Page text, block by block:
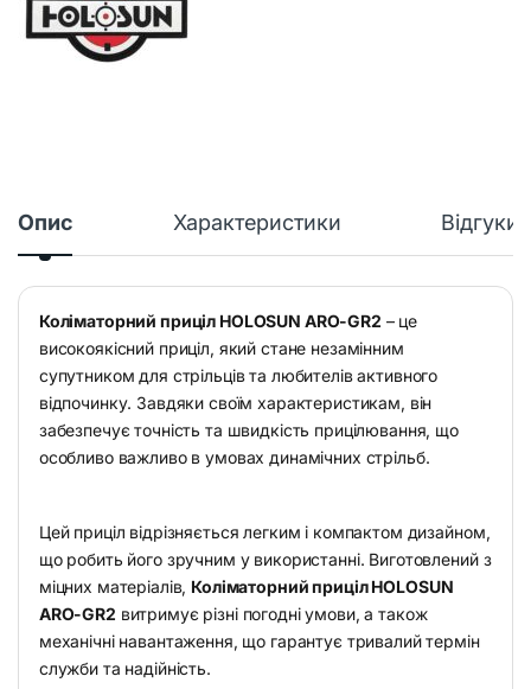
Опис Характеристики Відгуки
Коліматорний приціл HOLOSUN ARO-GR2 – це
високоякісний приціл, який стане незамінним
супутником для стрільців та любителів активного
відпочинку. Завдяки своїм характеристикам, він
забезпечує точність та швидкість прицілювання, що
особливо важливо в умовах динамічних стрільб.
Цей приціл відрізняється легким і компактом дизайном,
що робить його зручним у використанні. Виготовлений з
міцних матеріалів, Коліматорний приціл HOLOSUN
ARO-GR2 витримує різні погодні умови, а також
механічні навантаження, що гарантує тривалий термін
служби та надійність.